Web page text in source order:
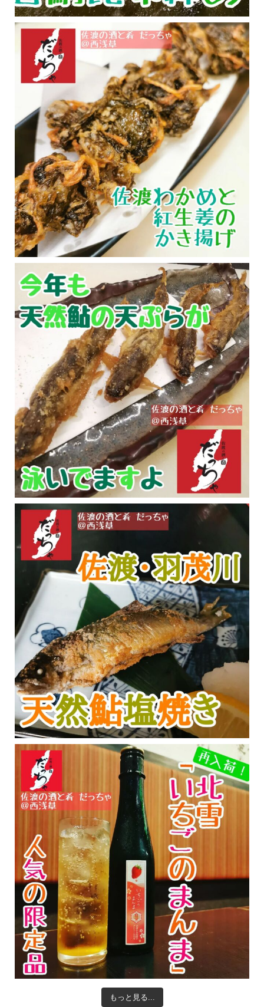
もっと見る...